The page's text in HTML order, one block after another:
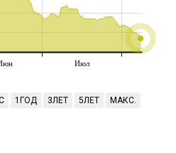
Июл
1ГОД 3ЛЕТ 5ЛЕТ МАКС.